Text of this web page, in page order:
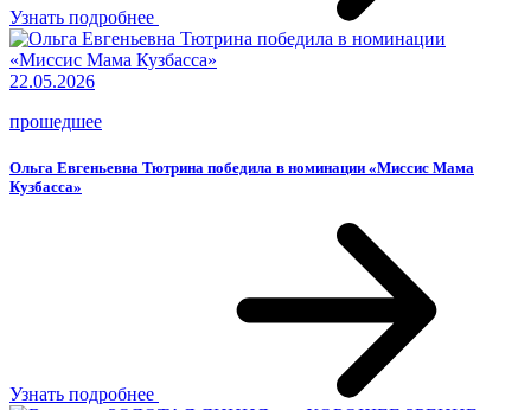
Узнать подробнее
22.05.2026
прошедшее
Ольга Евгеньевна Тютрина победила в номинации «Миссис Мама
Кузбасса»
Узнать подробнее